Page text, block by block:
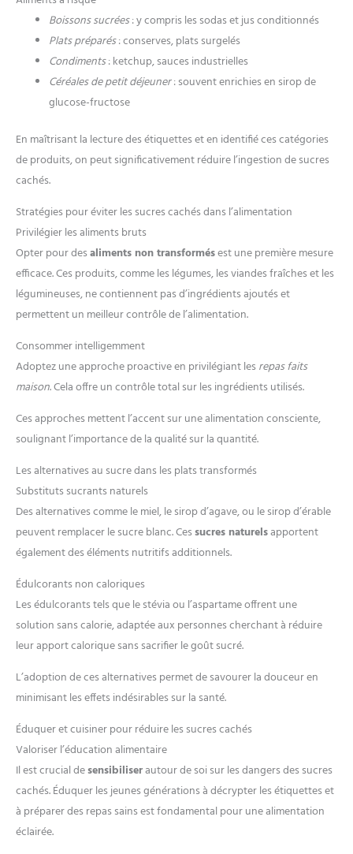
Boissons sucrées: y compris les sodas et jus conditionnés
Plats préparés: conserves, plats surgelés
Condiments: ketchup, sauces industrielles
Céréales de petit déjeuner: souvent enrichies en sirop de
glucose-fructose
En maîtrisant la lecture des étiquettes et en identifié ces catégories
de produits, on peut significativement réduire l’ingestion de sucres
cachés.
Stratégies pour éviter les sucres cachés dans l’alimentation
Privilégier les aliments bruts
Opter pour desaliments non transformésest une première mesure
efficace. Ces produits, comme les légumes, les viandes fraîches et les
légumineuses, ne contiennent pas d’ingrédients ajoutés et
permettent un meilleur contrôle de l’alimentation.
Consommer intelligemment
Adoptez une approche proactive en privilégiant lesrepas faits
maison. Cela offre un contrôle total sur les ingrédients utilisés.
Ces approches mettent l’accent sur une alimentation consciente,
soulignant l’importance de la qualité sur la quantité.
Les alternatives au sucre dans les plats transformés
Substituts sucrants naturels
Des alternatives comme le miel, le sirop d’agave, ou le sirop d’érable
peuvent remplacer le sucre blanc. Cessucres naturelsapportent
également des éléments nutritifs additionnels.
Édulcorants non caloriques
Les édulcorants tels que le stévia ou l’aspartame offrent une
solution sans calorie, adaptée aux personnes cherchant à réduire
leur apport calorique sans sacrifier le goût sucré.
L’adoption de ces alternatives permet de savourer la douceur en
minimisant les effets indésirables sur la santé.
Éduquer et cuisiner pour réduire les sucres cachés
Valoriser l’éducation alimentaire
Il est crucial desensibiliserautour de soi sur les dangers des sucres
cachés. Éduquer les jeunes générations à décrypter les étiquettes et
à préparer des repas sains est fondamental pour une alimentation
éclairée.